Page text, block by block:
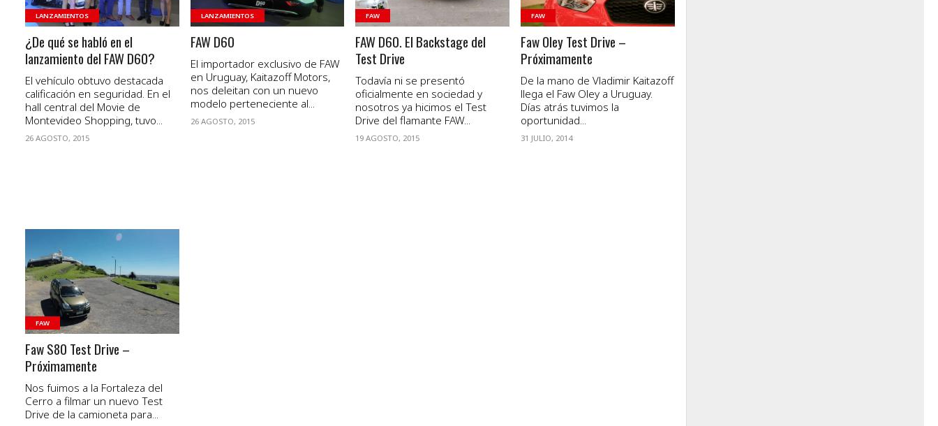
LANZAMIENTOS
¿De qué se habló en el
lanzamiento del FAW D60?
El vehículo obtuvo destacada
calificación en seguridad. En el
hall central del Movie de
Montevideo Shopping, tuvo...
26 AGOSTO, 2015
LANZAMIENTOS
FAW D60
El importador exclusivo de FAW
en Uruguay, Kaitazoff Motors,
nos deleitan con un nuevo
modelo perteneciente al...
26 AGOSTO, 2015
FAW
FAW D60. El Backstage del
Test Drive
Todavía ni se presentó
oficialmente en sociedad y
nosotros ya hicimos el Test
Drive del flamante FAW...
19 AGOSTO, 2015
FAW
Faw Oley Test Drive –
Próximamente
De la mano de Vladimir Kaitazoff
llega el Faw Oley a Uruguay.
Días atrás tuvimos la
oportunidad...
31 JULIO, 2014
VER NOTA
FAW
Faw S80 Test Drive –
Próximamente
Nos fuimos a la Fortaleza del
Cerro a filmar un nuevo Test
Drive de la camioneta para...